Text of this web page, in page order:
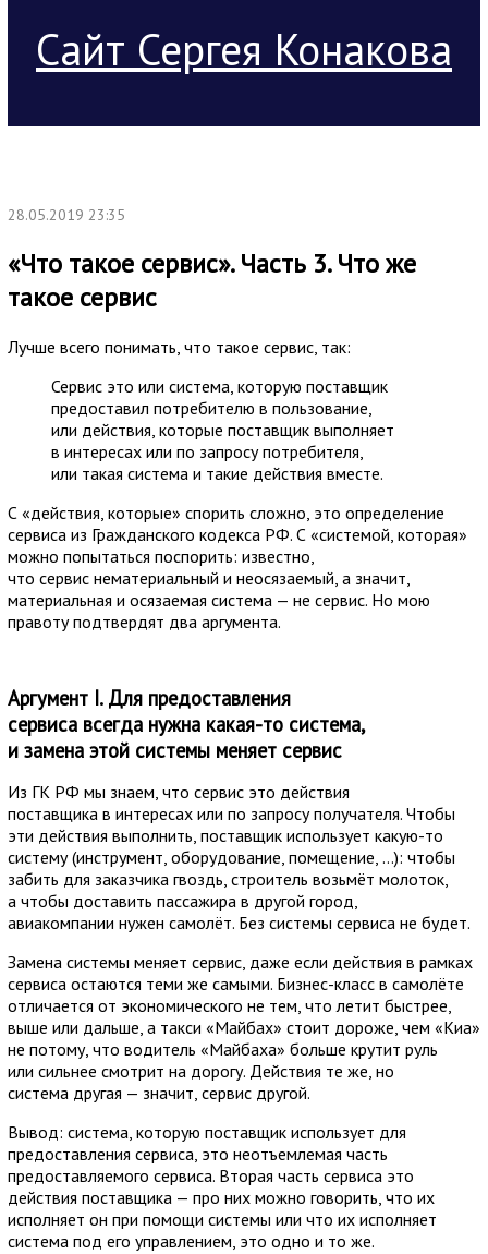
Сайт Сергея Конакова
28.05.2019 23:35
«Что такое сервис». Часть 3. Что же
такое сервис
Лучше всего понимать, что такое сервис, так:
Сервис это или система, которую поставщик
предоставил потребителю в пользование,
или действия, которые поставщик выполняет
в интересах или по запросу потребителя,
или такая система и такие действия вместе.
С «действия, которые» спорить сложно, это определение
сервиса из Гражданского кодекса РФ. С «системой, которая»
можно попытаться поспорить: известно,
что сервис нематериальный и неосязаемый, а значит,
материальная и осязаемая система — не сервис. Но мою
правоту подтвердят два аргумента.
Аргумент I. Для предоставления
сервиса всегда нужна какая-то система,
и замена этой системы меняет сервис
Из ГК РФ мы знаем, что сервис это действия
поставщика в интересах или по запросу получателя. Чтобы
эти действия выполнить, поставщик использует какую-то
систему (инструмент, оборудование, помещение, …): чтобы
забить для заказчика гвоздь, строитель возьмёт молоток,
а чтобы доставить пассажира в другой город,
авиакомпании нужен самолёт. Без системы сервиса не будет.
Замена системы меняет сервис, даже если действия в рамках
сервиса остаются теми же самыми. Бизнес-класс в самолёте
отличается от экономического не тем, что летит быстрее,
выше или дальше, а такси «Майбах» стоит дороже, чем «Киа»
не потому, что водитель «Майбаха» больше крутит руль
или сильнее смотрит на дорогу. Действия те же, но
система другая — значит, сервис другой.
Вывод: система, которую поставщик использует для
предоставления сервиса, это неотъемлемая часть
предоставляемого сервиса. Вторая часть сервиса это
действия поставщика — про них можно говорить, что их
исполняет он при помощи системы или что их исполняет
система под его управлением, это одно и то же.